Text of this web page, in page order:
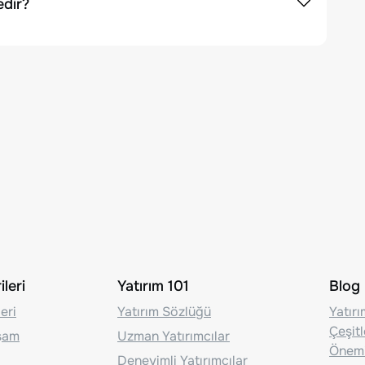
Yatırım 101
Yatırım Sözlüğü
Uzman Yatırımcılar
Deneyimli Yatırımcılar
Blog